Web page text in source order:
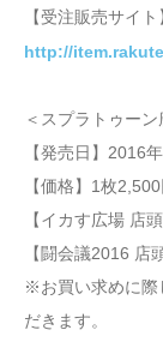
【受注販売サイト
http://
＜スプラトゥー
【発売日】2016
【価格】1枚
【イカす広場 店
【闘会議2016 店
※お買い求めに際
だきます。